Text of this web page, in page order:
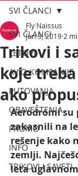
SVI ČLANCI
LETOVI
AVIO KOMPANIJE
PUTOVANJA
OBAVEŠTENJA
PROMO
INFO
TRIKOVI I SAVETI
SVI ČLANCI
Trikovi i
koje
ako
Fly Naissus
Jun 3, 2019 2
Aerodromi
zakasnili na
rešenje kako
zemlji.
leta